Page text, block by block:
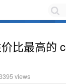
比最高的
views